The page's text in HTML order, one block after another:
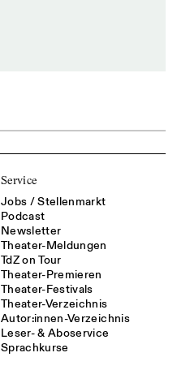
Service
Jobs / Stellenmarkt
Podcast
Newsletter
Theater-Meldungen
TdZ on Tour
Theater-Premieren
Theater-Festivals
Theater-Verzeichnis
Autor:innen-Verzeichnis
Leser- & Aboservice
Sprachkurse